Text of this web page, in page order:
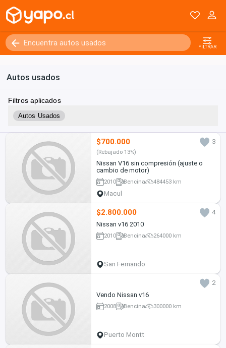
FILTRAR
Autos usados
Filtros aplicados
Autos Usados
$700.000 3
(Rebajado 13%)
Nissan V16 sin compresión (ajuste o
cambio de motor)
2010 Bencina 484453 km
Macul
$2.800.000
4
Nissan v16 2010
2010 Bencina 264000 km
San Fernando
2
Vendo Nissan v16
2008 Bencina 300000 km
Puerto Montt